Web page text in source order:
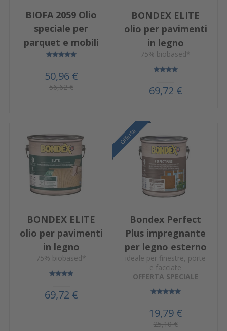
BIOFA 2059 Olio
speciale per
parquet e mobili
50,96 €
56,62 €
BONDEX ELITE
olio per pavimenti
in legno
75% biobased*
69,72 €
BONDEX ELITE
olio per pavimenti
in legno
75% biobased*
69,72 €
Offerta
Offerta
Bondex Perfect
Plus impregnante
per legno esterno
ideale per finestre, porte
e facciate
OFFERTA SPECIALE
19,79 €
25,10 €